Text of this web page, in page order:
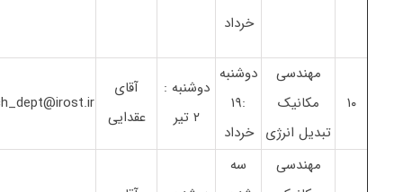
خرداد
۱۰
مهندسی
مکانیک
تبدیل انرژی
دوشنبه
:۱۹
خرداد
دوشنبه :
۲ تیر
آقای
عقدایی
مهندسی
سه